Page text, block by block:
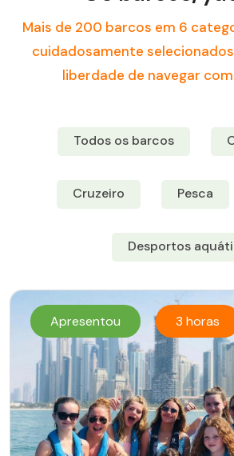
Mais de 200 barcos em 6
cuidadosamente
liberdade de navegar
Todos os barcos
Cruzeiro Pesca
Desportos
Apresentou 3 horas